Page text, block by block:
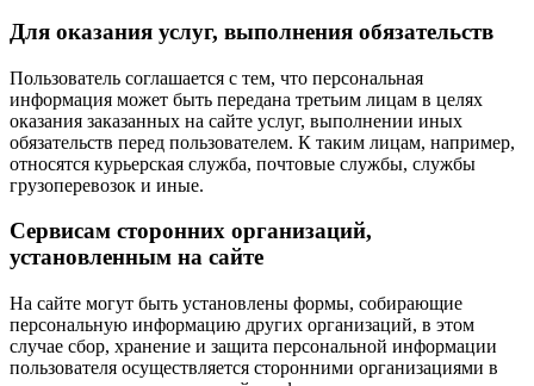
Для оказания услуг, выполнения обязательств
Пользователь соглашается с тем, что персональная
информация может быть передана третьим лицам в целях
оказания заказанных на сайте услуг, выполнении иных
обязательств перед пользователем. К таким лицам, например,
относятся курьерская служба, почтовые службы, службы
грузоперевозок и иные.
Сервисам сторонних организаций,
установленным на сайте
На сайте могут быть установлены формы, собирающие
персональную информацию других организаций, в этом
случае сбор, хранение и защита персональной информации
пользователя осуществляется сторонними организациями в